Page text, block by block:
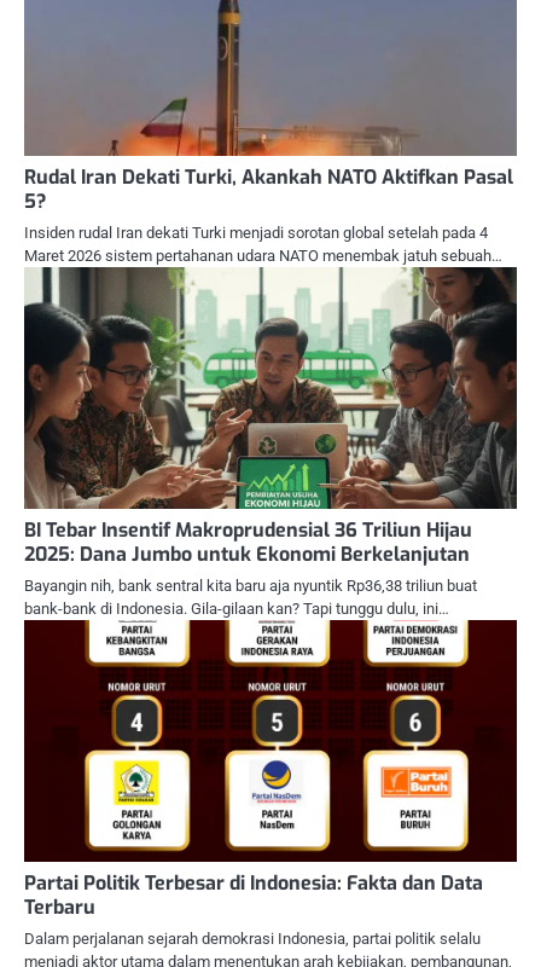
Rudal Iran Dekati Turki, Akankah NATO Aktifkan Pasal
5?
Insiden rudal Iran dekati Turki menjadi sorotan global setelah pada 4
Maret 2026 sistem pertahanan udara NATO menembak jatuh sebuah…
BI Tebar Insentif Makroprudensial 36 Triliun Hijau
2025: Dana Jumbo untuk Ekonomi Berkelanjutan
Bayangin nih, bank sentral kita baru aja nyuntik Rp36,38 triliun buat
bank-bank di Indonesia. Gila-gilaan kan? Tapi tunggu dulu, ini…
Partai Politik Terbesar di Indonesia: Fakta dan Data
Terbaru
Dalam perjalanan sejarah demokrasi Indonesia, partai politik selalu
menjadi aktor utama dalam menentukan arah kebijakan, pembangunan,